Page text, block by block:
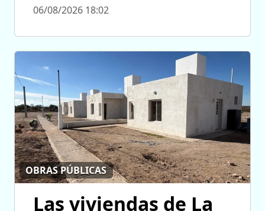
06/08/2026 18:02
OBRAS PÚBLICAS
Las viviendas de La